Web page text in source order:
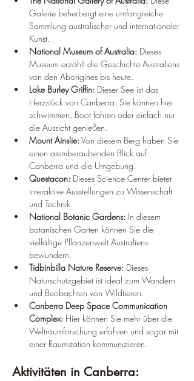
Galerie beherbergt eine umfangreiche
Sammlung australischer und internationaler
Kunst.
National Museum of Australia: Dieses
Museum erzählt die Geschichte Australiens
von den Aborigines bis heute.
Lake Burley Griffin: Dieser See ist das
Herzstück von Canberra. Sie können hier
schwimmen, Boot fahren oder einfach nur
die Aussicht genießen.
Mount Ainslie: Von diesem Berg haben Sie
einen atemberaubenden Blick auf
Canberra und die Umgebung.
Questacon: Dieses Science Center bietet
interaktive Ausstellungen zu Wissenschaft
und Technik.
National Botanic Gardens: In diesem
botanischen Garten können Sie die
vielfältige Pflanzenwelt Australiens
bewundern.
Tidbinbilla Nature Reserve: Dieses
Naturschutzgebiet ist ideal zum Wandern
und Beobachten von Wildtieren.
Canberra Deep Space Communication
Complex: Hier können Sie mehr über die
Weltraumforschung erfahren und sogar mit
einer Raumstation kommunizieren.
Aktivitäten in Canberra: